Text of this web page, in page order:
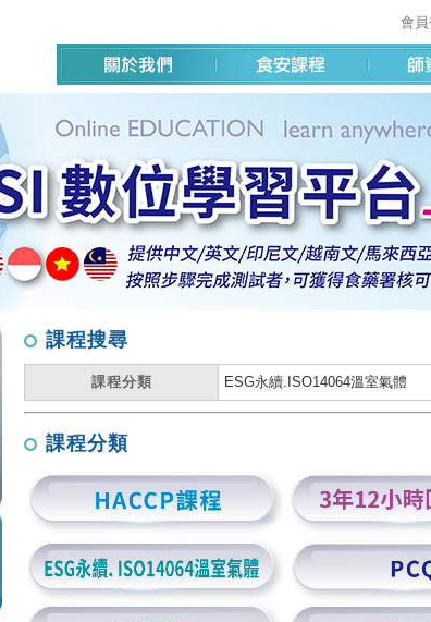
會員
課程搜尋
課程分類 ESG永續.ISO14064溫室氣體
課程分類